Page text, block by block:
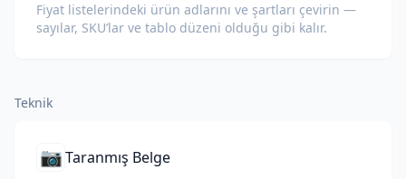
Fiyat listelerindeki ürün adlarını ve şartları çevirin —
sayılar, SKU’lar ve tablo düzeni olduğu gibi kalır.
Teknik
📷Taranmış Belge